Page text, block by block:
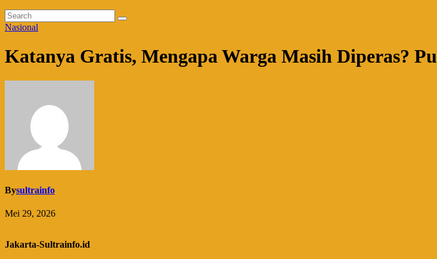
Nasional
Katanya Gratis, Mengapa Warga Masih Diperas?
Bysultrainfo
Mei 29, 2026
Jakarta-Sultrainfo.id